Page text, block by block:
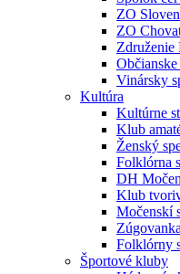
ZO
ZO
Združenie
Vinársky
Kultúra
Kultúrne
Klub
Ženský
Folklórna
DH
Klub
Močenskí
Zúgovanka
Folklórny
Športové kluby